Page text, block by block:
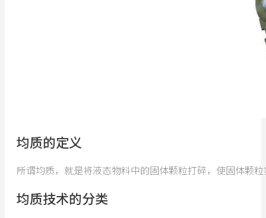
均质的定义
所谓均质，就是将液态物料中的固体颗粒打碎，使固体颗
均质技术的分类